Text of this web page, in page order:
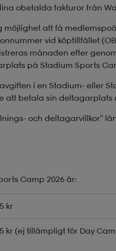
obetalda fakturor från
att få
vid köptillfället
månaden efter
på Stadium Sports
i en Stadium- eller
att betala sin
och deltagarvillkor"
Camp 2026 är:
kr
kr (ej tillämpligt för Day